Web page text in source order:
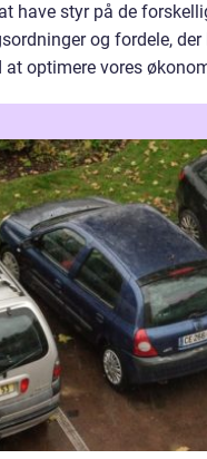
have styr på de
og fordele,
at optimere vores